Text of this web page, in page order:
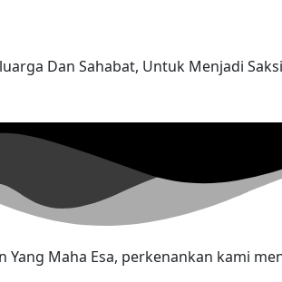
Dan Sahabat, Untuk Menjadi
Yang Maha Esa, perkenankan kami